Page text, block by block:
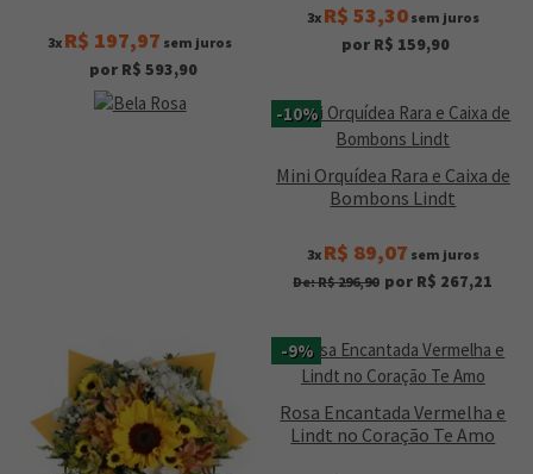
3x R$ 197,97 sem juros
por R$ 593,90
3x R$ 53,30sem juros
por R$ 159,90
-10%
Mini Orquídea Rara e Caixa de
Bombons Lindt
3x R$ 89,07 sem juros
De: R$ 296,90 por R$ 267,21
-9%
Rosa Encantada Vermelha e
Lindt no Coração Te Amo